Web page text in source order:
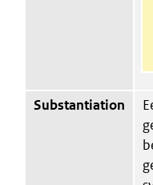
Substantiation